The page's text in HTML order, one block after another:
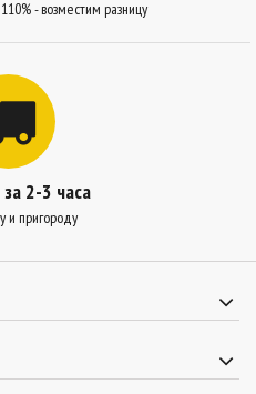
- возместим разницу
2-3 часа
и пригороду